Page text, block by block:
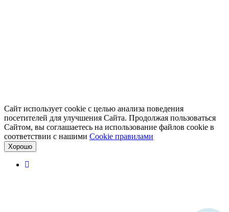
Сайт использует cookie с целью анализа поведения
посетителей для улучшения Сайта. Продолжая пользоваться
Сайтом, вы соглашаетесь на использование файлов cookie в
соответствии с нашими Cookiе правилами
Хорошо